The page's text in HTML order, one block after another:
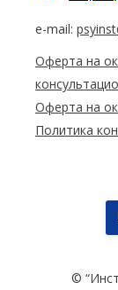
e-mail:
Оферта на
Оферта на
Политика
©